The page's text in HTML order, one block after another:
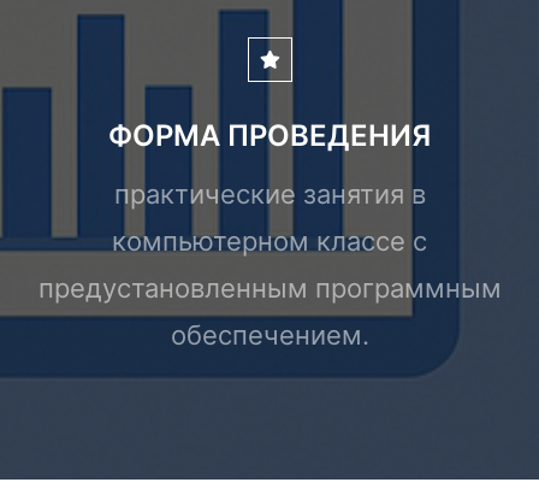
ФОРМА ПРОВЕДЕНИЯ
практические занятия в
компьютерном классе с
предустановленным программным
обеспечением.